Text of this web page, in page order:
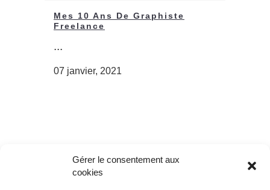
Gérer le consentement aux
cookies
Mes 10 Ans De Graphiste
Freelance
...
07 janvier, 2021